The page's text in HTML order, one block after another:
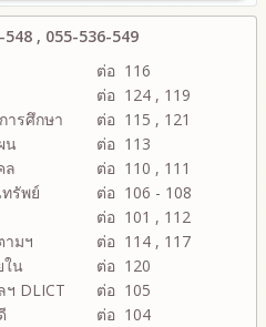
, 055-536-549
ต่อ 116
ต่อ 124 , 119
ารศึกษา
ต่อ 115 , 121
น
ต่อ 113
ล
ต่อ 110 , 111
รัพย์
ต่อ 106 - 108
ต่อ 101 , 112
ามฯ
ต่อ 114 , 117
น
ต่อ 120
ฯ DLICT
ต่อ 105
ต่อ 104